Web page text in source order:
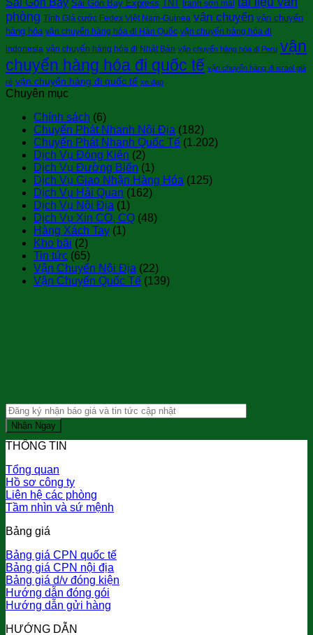
Sài Gòn Bay Express TNT tranh sơn mài
phòng Tính Giá cước Fedex Việt Nam-Guinea vận chuyển vận chuyển
hàng hóa vận chuyển hàng hóa đi Hàn Quốc vận chuyển hàng hóa đi
indonesia vận chuyển hàng hóa đi Nhật Bản vận chuyển hàng hóa đi Peru vận
chuyển hàng hóa đi quốc tế vận chuyển hàng đi israel giá
rẻ vận chuyển hàng đi quốc tế xe đạp
Chuyên mục
Chính sách (6)
Chuyển Phát Nhanh Nội Địa (182)
Chuyển Phát Nhanh Quốc Tế (1.202)
Dịch Vụ Đóng Kiện (2)
Dịch Vụ Đường Biển (1)
Dịch Vụ Giao Nhận Hàng Hóa (125)
Dịch Vụ Hải Quan (162)
Dịch Vụ Nội Địa (1)
Dịch Vụ Xin CO, CQ (48)
Hàng Xách Tay (1)
Kho bãi (2)
Tin tức (65)
Vận Chuyển Nội Địa (22)
Vận Chuyển Quốc Tế (139)
THÔNG TIN
Tổng quan
Hồ sơ công ty
Liên hệ các phòng
Tầm nhìn và sứ mệnh
Bảng giá
Bảng giá CPN quốc tế
Bảng giá CPN nội địa
Bảng giá d/v đóng kiện
Hướng dẫn đóng gói
Hướng dẫn gửi hàng
HƯỚNG DẪN